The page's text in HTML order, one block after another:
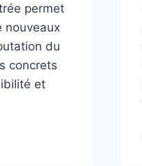
permet
nouveaux
du
concrets
et